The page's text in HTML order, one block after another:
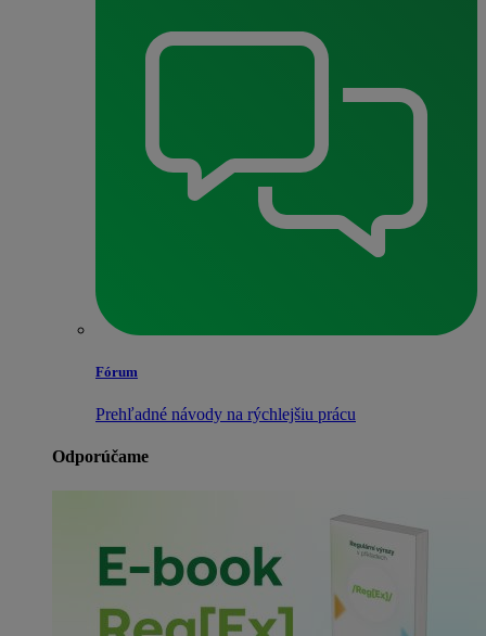
Fórum
Prehľadné návody na rýchlejšiu prácu
Odporúčame